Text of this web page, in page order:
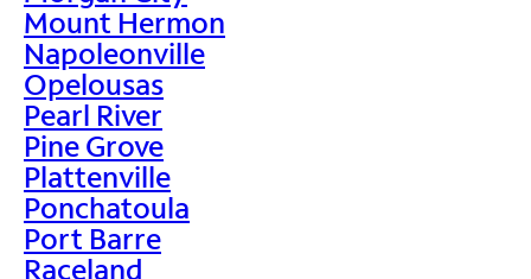
Mount Hermon
Napoleonville
Opelousas
Pearl River
Pine Grove
Plattenville
Ponchatoula
Port Barre
Raceland